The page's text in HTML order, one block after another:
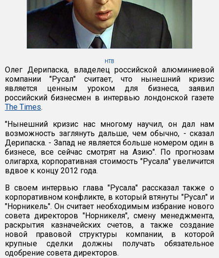
НТВ
Олег Дерипаска, владелец российской алюминиевой
компании "Русал" считает, что нынешний кризис
является ценным уроком для бизнеса, заявил
российский бизнесмен в интервью лондонской газете
The Times.
"Нынешний кризис нас многому научил, он дал нам
возможность заглянуть дальше, чем обычно, - сказал
Дерипаска. - Запад не является больше номером один в
бизнесе, все сейчас смотрят на Азию". По прогнозам
олигарха, корпоративная стоимость "Русала" увеличится
вдвое к концу 2012 года.
В своем интервью глава "Русала" рассказал также о
корпоративном конфликте, в который втянуты "Русал" и
"Норникель". Он считает необходимым избрание нового
совета директоров "Норникеля", смену менеджмента,
раскрытия казначейских счетов, а также создание
новой правовой структуры компании, в которой
крупные сделки должны получать обязательное
одобрение совета директоров.